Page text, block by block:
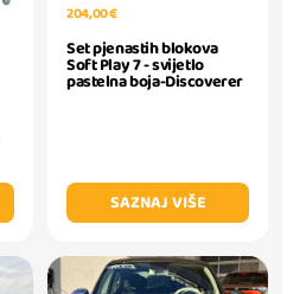
204,00 €
Set pjenastih blokova
Soft Play 7 - svijetlo
pastelna boja-Discoverer
SAZNAJ VIŠE